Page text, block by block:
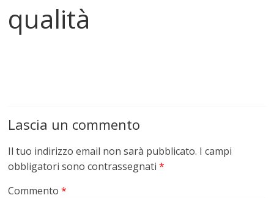
qualità
Lascia un commento
Il tuo indirizzo email non sarà pubblicato. I campi
obbligatori sono contrassegnati*
Commento*